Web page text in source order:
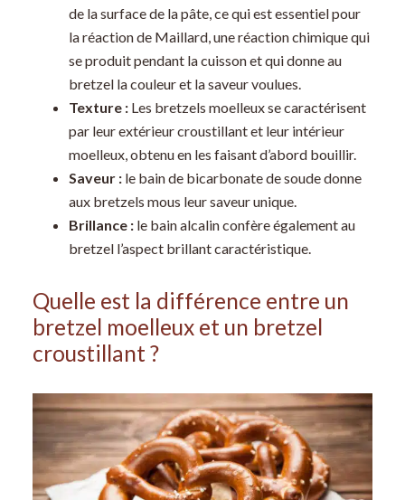
de la surface de la pâte, ce qui est essentiel pour
la réaction de Maillard, une réaction chimique qui
se produit pendant la cuisson et qui donne au
bretzel la couleur et la saveur voulues.
Texture :Les bretzels moelleux se caractérisent
par leur extérieur croustillant et leur intérieur
moelleux, obtenu en les faisant d’abord bouillir.
Saveur : le bain de bicarbonate de soude donne
aux bretzels mous leur saveur unique.
Brillance : le bain alcalin confère également au
bretzel l’aspect brillant caractéristique.
Quelle est la différence entre un
bretzel moelleux et un bretzel
croustillant ?